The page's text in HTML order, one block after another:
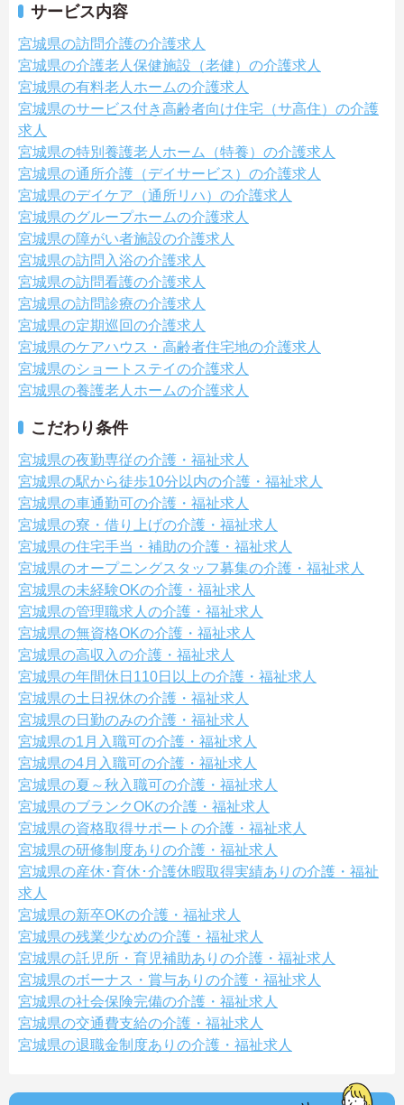
サービス内容
宮城県の訪問介護の介護求人
宮城県の介護老人保健施設（老健）の介護求人
宮城県の有料老人ホームの介護求人
宮城県のサービス付き高齢者向け住宅（サ高住）の介護
求人
宮城県の特別養護老人ホーム（特養）の介護求人
宮城県の通所介護（デイサービス）の介護求人
宮城県のデイケア（通所リハ）の介護求人
宮城県のグループホームの介護求人
宮城県の障がい者施設の介護求人
宮城県の訪問入浴の介護求人
宮城県の訪問看護の介護求人
宮城県の訪問診療の介護求人
宮城県の定期巡回の介護求人
宮城県のケアハウス・高齢者住宅地の介護求人
宮城県のショートステイの介護求人
宮城県の養護老人ホームの介護求人
こだわり条件
宮城県の夜勤専従の介護・福祉求人
宮城県の駅から徒歩10分以内の介護・福祉求人
宮城県の車通勤可の介護・福祉求人
宮城県の寮・借り上げの介護・福祉求人
宮城県の住宅手当・補助の介護・福祉求人
宮城県のオープニングスタッフ募集の介護・福祉求人
宮城県の未経験OKの介護・福祉求人
宮城県の管理職求人の介護・福祉求人
宮城県の無資格OKの介護・福祉求人
宮城県の高収入の介護・福祉求人
宮城県の年間休日110日以上の介護・福祉求人
宮城県の土日祝休の介護・福祉求人
宮城県の日勤のみの介護・福祉求人
宮城県の1月入職可の介護・福祉求人
宮城県の4月入職可の介護・福祉求人
宮城県の夏～秋入職可の介護・福祉求人
宮城県のブランクOKの介護・福祉求人
宮城県の資格取得サポートの介護・福祉求人
宮城県の研修制度ありの介護・福祉求人
宮城県の産休･育休･介護休暇取得実績ありの介護・福祉
求人
宮城県の新卒OKの介護・福祉求人
宮城県の残業少なめの介護・福祉求人
宮城県の託児所・育児補助ありの介護・福祉求人
宮城県のボーナス・賞与ありの介護・福祉求人
宮城県の社会保険完備の介護・福祉求人
宮城県の交通費支給の介護・福祉求人
宮城県の退職金制度ありの介護・福祉求人